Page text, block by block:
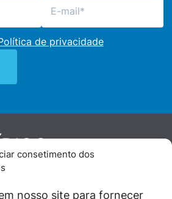
consetimento dos
nosso site para fornecer
de privacidade
os autores e
nacionais, se posicionam